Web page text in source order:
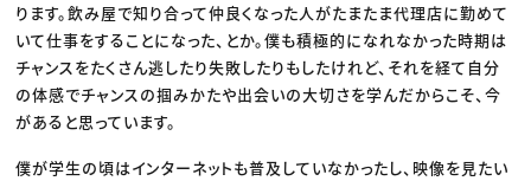
ります。飲み屋で知り合って仲良くなった人がたまたま代理店に勤めて
いて仕事をすることになった、とか。僕も積極的になれなかった時期は
チャンスをたくさん逃したり失敗したりもしたけれど、それを経て自分
の体感でチャンスの掴みかたや出会いの大切さを学んだからこそ、今
があると思っています。
僕が学生の頃はインターネットも普及していなかったし、映像を見たい